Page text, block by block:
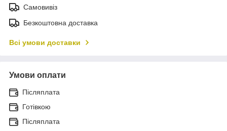
Самовивіз
Безкоштовна доставка
Всі умови доставки
Умови оплати
Післяплата
Готівкою
Післяплата